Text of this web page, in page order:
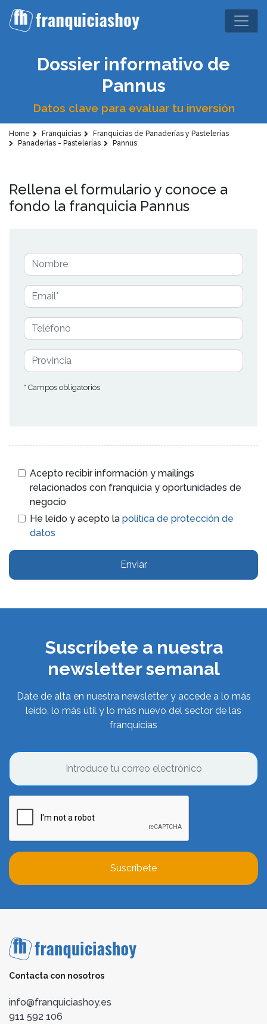
Dossier informativo de
Pannus
Datos clave para evaluar tu inversión
Home Franquicias
Franquicias de Panaderías y Pastelerías
Panaderías - Pastelerías
Pannus
Rellena el formulario y conoce a
fondo la franquicia Pannus
* Campos obligatorios
Acepto recibir información y mailings
relacionados con franquicia y oportunidades de
negocio
He leído y acepto la política de protección de
datos
Enviar
Suscríbete a nuestra
newsletter semanal
Date de alta en nuestra newsletter y accede a lo más
leído, lo más útil y lo más nuevo del sector de las
franquicias
Suscríbete
Contacta con nosotros
info@franquiciashoy.es
911 592 106